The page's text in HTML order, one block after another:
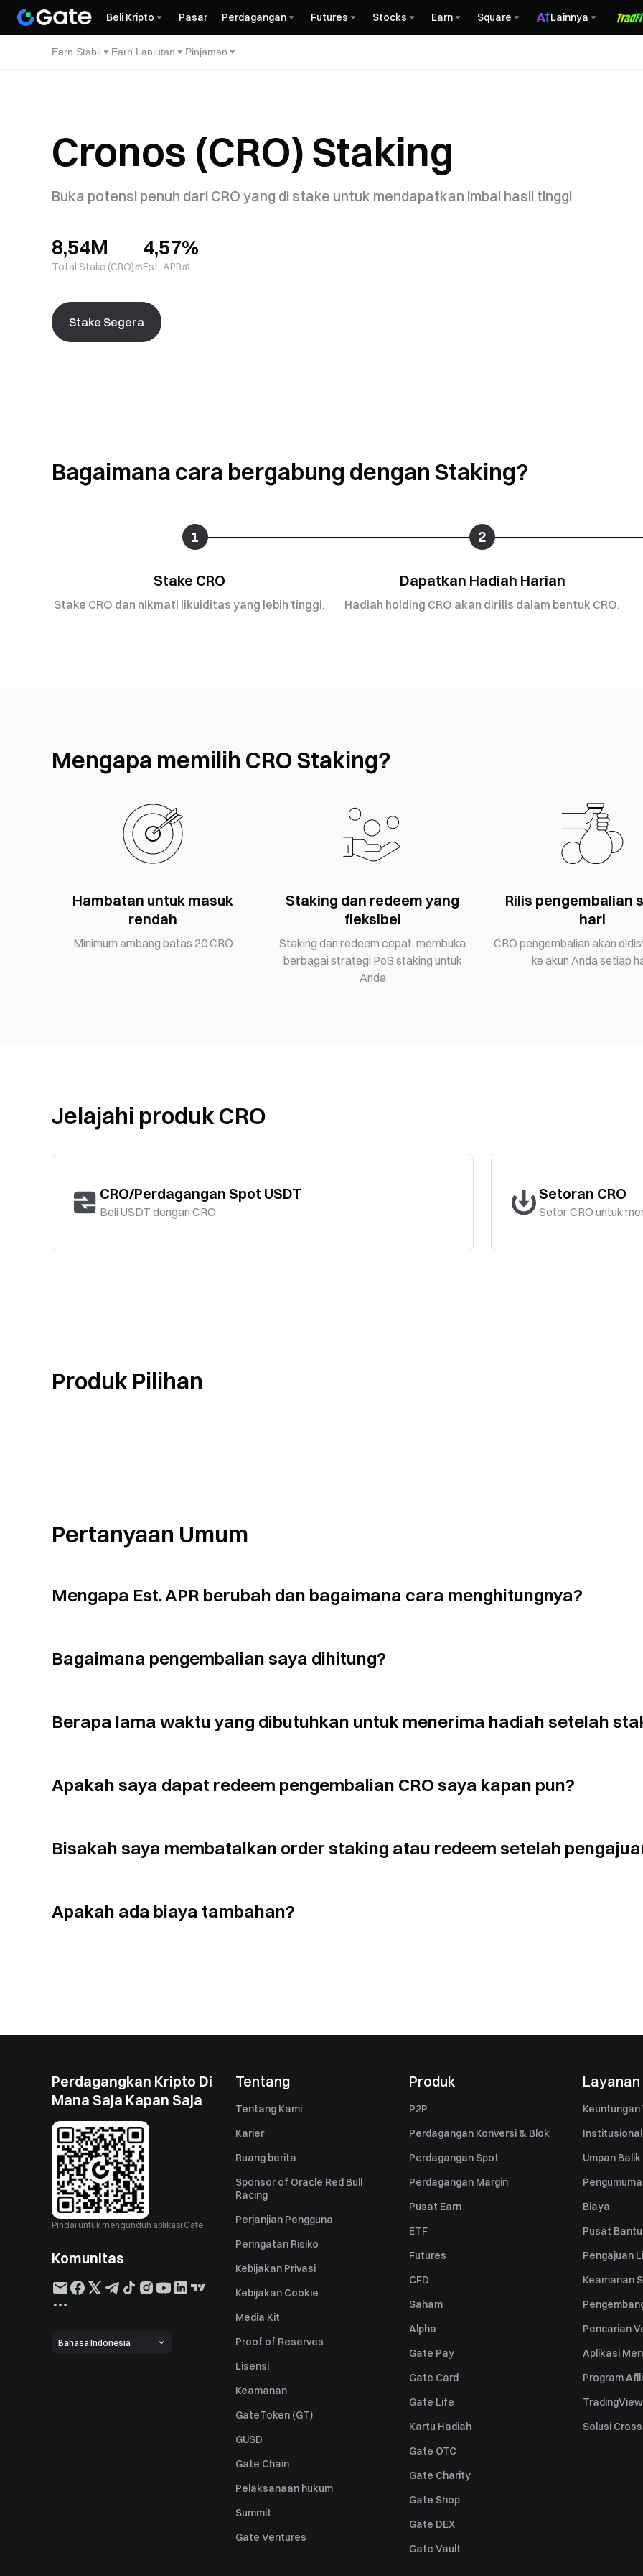
Beli Kripto Pasar Perdagangan Futures Stocks Earn Square Lainnya
Earn Stabil Earn Lanjutan Pinjaman
Cronos (CRO) Staking
Buka potensi penuh dari CRO yang di stake untuk mendapatkan imbal hasil tinggi
8,54M
Total Stake (CRO)
4,57%
Est. APR
Stake Segera
Bagaimana cara bergabung dengan Staking?
1 2
Stake CRO
Stake CRO dan nikmati likuiditas yang lebih tinggi.
Dapatkan Hadiah Harian
Hadiah holding CRO akan dirilis dalam bentuk CRO.
Mengapa memilih CRO Staking?
Hambatan untuk masuk
rendah
Minimum ambang batas 20 CRO
Staking dan redeem yang
fleksibel
Staking dan redeem cepat, membuka
berbagai strategi PoS staking untuk
Anda
Rilis pengembalian
hari
CRO pengembalian akan
ke akun Anda setiap
Jelajahi produk CRO
CRO/Perdagangan Spot USDT
Beli USDT dengan CRO
Setoran CRO
Setor CRO untuk
Produk Pilihan
Pertanyaan Umum
Mengapa Est. APR berubah dan bagaimana cara menghitungnya?
Bagaimana pengembalian saya dihitung?
Berapa lama waktu yang dibutuhkan untuk menerima hadiah setelah
Apakah saya dapat redeem pengembalian CRO saya kapan pun?
Bisakah saya membatalkan order staking atau redeem setelah
Apakah ada biaya tambahan?
Perdagangkan Kripto Di
Mana Saja Kapan Saja
Pindai untuk mengunduh aplikasi Gate
Komunitas
Bahasa Indonesia
Tentang
Tentang Kami
Karier
Ruang berita
Sponsor of Oracle Red Bull
Racing
Perjanjian Pengguna
Peringatan Risiko
Kebijakan Privasi
Kebijakan Cookie
Media Kit
Proof of Reserves
Lisensi
Keamanan
GateToken (GT)
GUSD
Gate Chain
Pelaksanaan hukum
Summit
Gate Ventures
Produk
P2P
Perdagangan Konversi & Blok
Perdagangan Spot
Perdagangan Margin
Pusat Earn
ETF
Futures
CFD
Saham
Alpha
Gate Pay
Gate Card
Gate Life
Kartu Hadiah
Gate OTC
Gate Charity
Gate Shop
Gate DEX
Gate Vault
Layanan
Keuntungan
Institusional
Umpan
Biaya
Pusat
Pengajuan
Keamanan
Pencarian
Aplikasi
Program
TradingView
Solusi